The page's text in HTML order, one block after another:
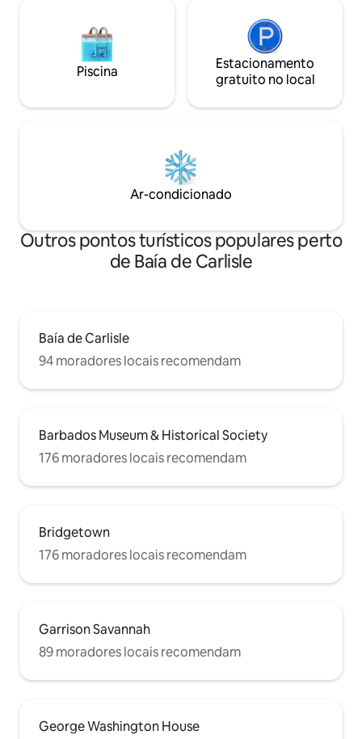
Piscina
Estacionamento
gratuito no local
Ar-condicionado
Outros pontos turísticos populares perto
de Baía de Carlisle
Baía de Carlisle
94 moradores locais recomendam
Barbados Museum & Historical Society
176 moradores locais recomendam
Bridgetown
176 moradores locais recomendam
Garrison Savannah
89 moradores locais recomendam
George Washington House